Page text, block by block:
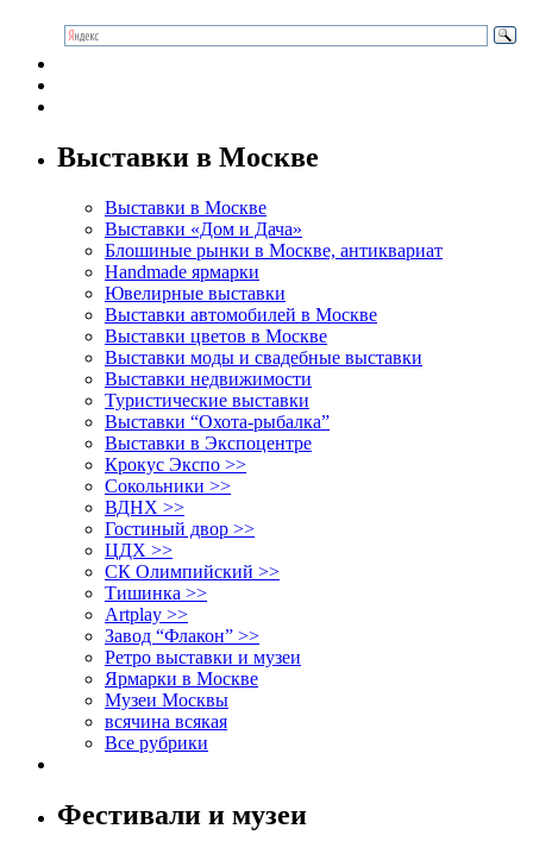
Выставки в Москве
Выставки в Москве
Выставки «Дом и Дача»
Блошиные рынки в Москве, антиквариат
Handmade ярмарки
Ювелирные выставки
Выставки автомобилей в Москве
Выставки цветов в Москве
Выставки моды и свадебные выставки
Выставки недвижимости
Туристические выставки
Выставки “Охота-рыбалка”
Выставки в Экспоцентре
Крокус Экспо >>
Сокольники >>
ВДНХ >>
Гостиный двор >>
ЦДХ >>
СК Олимпийский >>
Тишинка >>
Artplay >>
Завод “Флакон” >>
Ретро выставки и музеи
Ярмарки в Москве
Музеи Москвы
всячина всякая
Все рубрики
Фестивали и музеи